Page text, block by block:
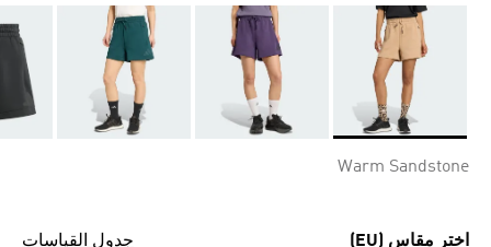
Warm Sandstone
اختر مقاس (EU) جدول القياسات